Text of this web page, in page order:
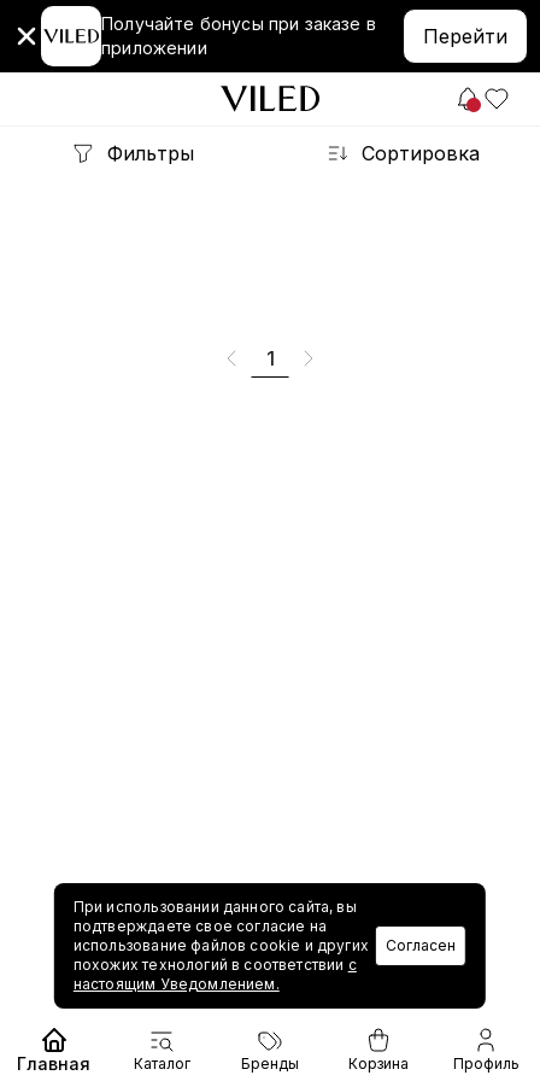
Получайте бонусы при заказе в
приложении
Перейти
Фильтры Сортировка
1
При использовании данного сайта, вы
подтверждаете свое согласие на
использование файлов cookie и других
похожих технологий в соответствии с
настоящим Уведомлением.
Согласен
Главная Каталог Бренды Корзина Профиль